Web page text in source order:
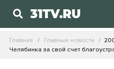
31TV.RU
Главная Главные новости
Челябинка за свой счет